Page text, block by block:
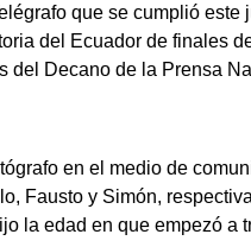
que se cumplió
del Ecuador de finales
del Decano de la Prensa
en el medio de
Fausto y Simón,
la edad en que empezó